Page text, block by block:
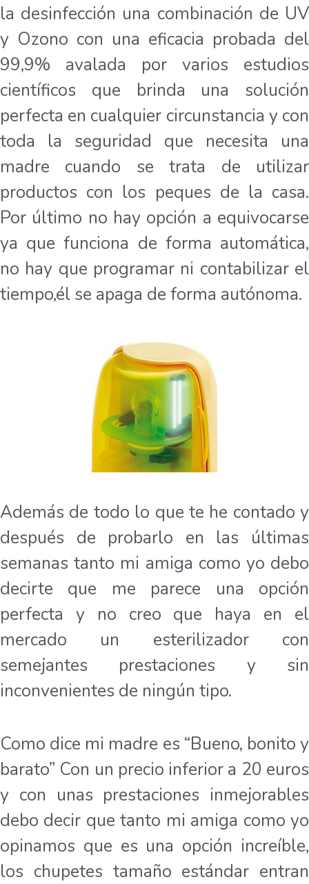
la desinfección una combinación de UV
y Ozono con una eficacia probada del
99,9% avalada por varios estudios
científicos que brinda una solución
perfecta en cualquier circunstancia y con
toda la seguridad que necesita una
madre cuando se trata de utilizar
productos con los peques de la casa.
Por último no hay opción a equivocarse
ya que funciona de forma automática,
no hay que programar ni contabilizar el
tiempo,él se apaga de forma autónoma.
Además de todo lo que te he contado y
después de probarlo en las últimas
semanas tanto mi amiga como yo debo
decirte que me parece una opción
perfecta y no creo que haya en el
mercado un esterilizador con
semejantes prestaciones y sin
inconvenientes de ningún tipo.
Como dice mi madre es “Bueno, bonito y
barato” Con un precio inferior a 20 euros
y con unas prestaciones inmejorables
debo decir que tanto mi amiga como yo
opinamos que es una opción increíble,
los chupetes tamaño estándar entran